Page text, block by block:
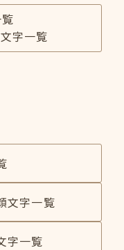
字一覧
文字一覧
字一覧